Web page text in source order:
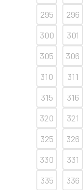
295
296
300
301
305
306
310
311
315
316
320
321
325
326
330
331
335
336